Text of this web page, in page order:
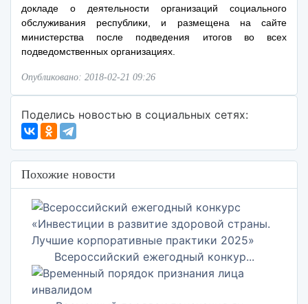
докладе о деятельности организаций социального
обслуживания республики, и размещена на сайте
министерства после подведения итогов во всех
подведомственных организациях.
Опубликовано: 2018-02-21 09:26
Поделись новостью в социальных сетях:
Похожие новости
Всероссийский ежегодный конкур...